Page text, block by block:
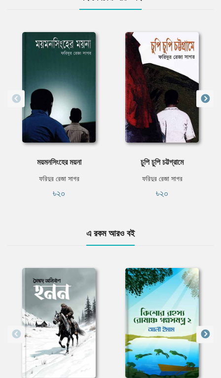
ময়মনসিংহের ময়না
ফরিদুর রেজা সাগর
৳২০
চুপি চুপি চট্টগ্রামে
ফরিদুর রেজা সাগর
৳২০
এ রকম আরও বই